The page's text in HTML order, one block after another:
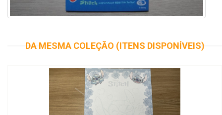
DA MESMA COLEÇÃO (ITENS DISPONÍVEIS)